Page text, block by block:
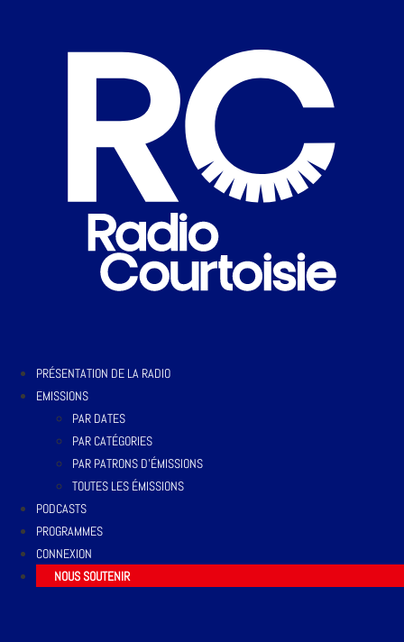
PRÉSENTATION DE LA RADIO
EMISSIONS
PAR DATES
PAR CATÉGORIES
PAR PATRONS D’ÉMISSIONS
TOUTES LES ÉMISSIONS
PODCASTS
PROGRAMMES
CONNEXION
NOUS SOUTENIR